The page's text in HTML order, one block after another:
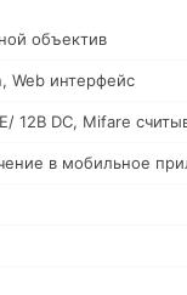
объектив
Web интерфейс
12В DC, Mifare
в мобильное